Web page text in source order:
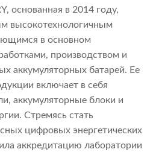
основанная в 2014 году,
высокотехнологичным
в основном
производством и
аккумуляторных батарей. Ее
включает в себя
аккумуляторные блоки и
Стремясь стать
цифровых энергетических
аккредитацию лаборатории